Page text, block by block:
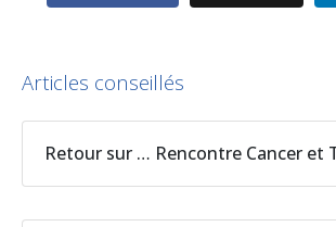
Articles conseillés
Retour sur … Rencontre Cancer et